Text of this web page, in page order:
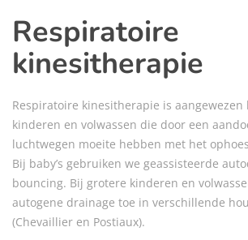
Respiratoire
kinesitherapie
Respiratoire kinesitherapie is aangewezen
kinderen en volwassen die door een
luchtwegen moeite hebben met het
Bij baby’s gebruiken we geassisteerde
bouncing. Bij grotere kinderen en
autogene drainage toe in verschillende
(Chevaillier en Postiaux).